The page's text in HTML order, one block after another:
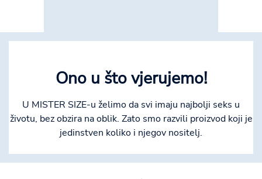
Ono u što vjerujemo!
U MISTER SIZE-u želimo da svi imaju najbolji seks u
životu, bez obzira na oblik. Zato smo razvili proizvod koji je
jedinstven koliko i njegov nositelj.